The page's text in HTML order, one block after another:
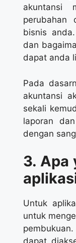
akuntansi
perubahan
bisnis
dan
dapat anda
Pada
akuntansi
sekali
laporan
dengan
3. Apa
Untuk
untuk
dapat